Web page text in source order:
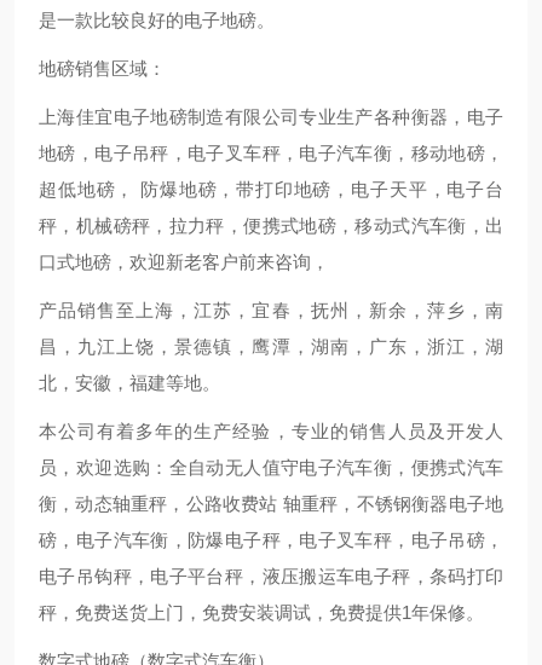
是一款比较良好的电子地磅。
地磅销售区域：
上海佳宜电子地磅制造有限公司专业生产各种衡器，电子
地磅，电子吊秤，电子叉车秤，电子汽车衡，移动地磅，
超低地磅， 防爆地磅，带打印地磅，电子天平，电子台
秤，机械磅秤，拉力秤，便携式地磅，移动式汽车衡，出
口式地磅，欢迎新老客户前来咨询，
产品销售至上海，江苏，宜春，抚州，新余，萍乡，南
昌，九江上饶，景德镇，鹰潭，湖南，广东，浙江，湖
北，安徽，福建等地。
本公司有着多年的生产经验，专业的销售人员及开发人
员，欢迎选购：全自动无人值守电子汽车衡，便携式汽车
衡，动态轴重秤，公路收费站 轴重秤，不锈钢衡器电子地
磅，电子汽车衡，防爆电子秤，电子叉车秤，电子吊磅，
电子吊钩秤，电子平台秤，液压搬运车电子秤，条码打印
秤，免费送货上门，免费安装调试，免费提供1年保修。
数字式地磅（数字式汽车衡）